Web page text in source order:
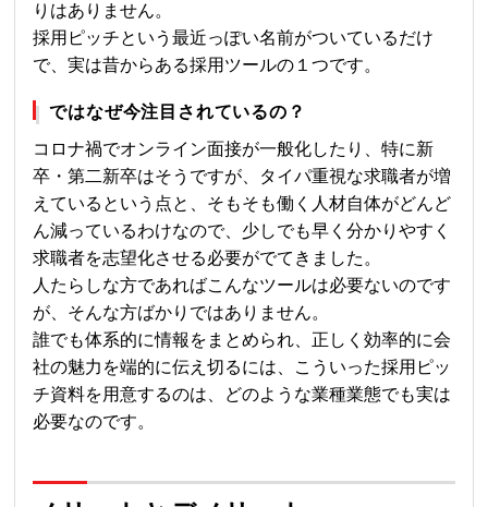
りはありません。
採用ピッチという最近っぽい名前がついているだけ
で、実は昔からある採用ツールの１つです。
ではなぜ今注目されているの？
コロナ禍でオンライン面接が一般化したり、特に新
卒・第二新卒はそうですが、タイパ重視な求職者が増
えているという点と、そもそも働く人材自体がどんど
ん減っているわけなので、少しでも早く分かりやすく
求職者を志望化させる必要がでてきました。
人たらしな方であればこんなツールは必要ないのです
が、そんな方ばかりではありません。
誰でも体系的に情報をまとめられ、正しく効率的に会
社の魅力を端的に伝え切るには、こういった採用ピッ
チ資料を用意するのは、どのような業種業態でも実は
必要なのです。